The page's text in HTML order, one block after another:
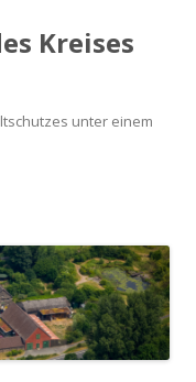
Kreises
unter einem